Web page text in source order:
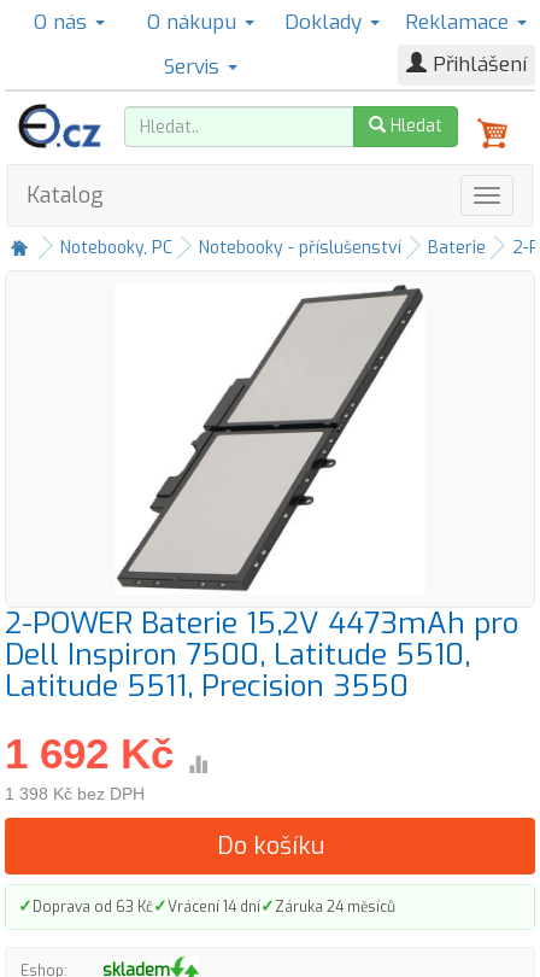
O nás O nákupu Doklady
Reklamace
Servis
Přihlášení
Hledat
Katalog
Notebooky, PC Notebooky - příslušenství Baterie 2-
2-POWER Baterie 15,2V 4473mAh pro
Dell Inspiron 7500, Latitude 5510,
Latitude 5511, Precision 3550
1 692 Kč
1 398 Kč bez DPH
Do košíku
✓Doprava od 63 Kč✓Vrácení 14 dní✓Záruka 24 měsíců
Eshop: skladem